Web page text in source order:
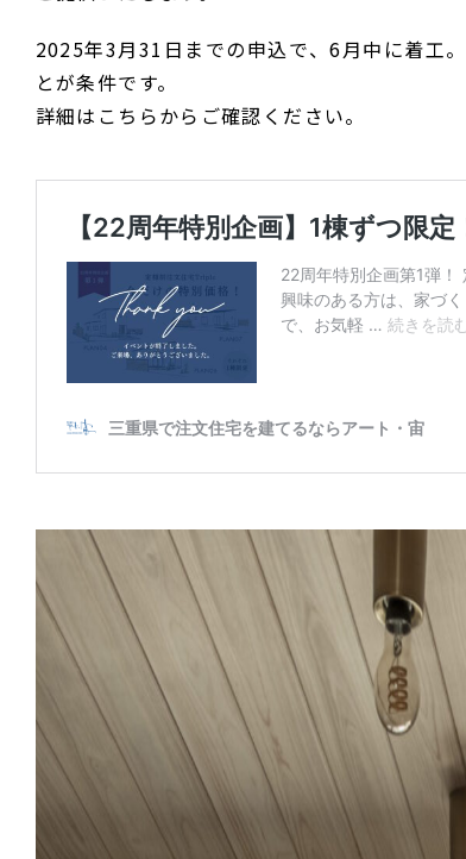
2025年3月31日までの申込で、6月中に着工
とが条件です。
詳細はこちらからご確認ください。